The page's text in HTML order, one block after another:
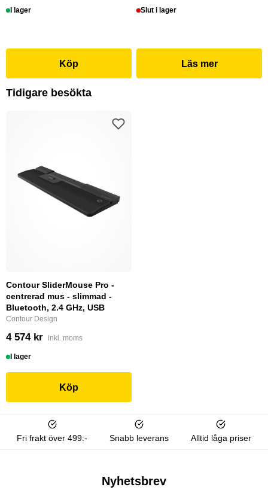
I lager
Köp
Slut i lager
Läs mer
Tidigare besökta
Contour SliderMouse Pro -
centrerad mus - slimmad -
Bluetooth, 2.4 GHz, USB
Contour Design
4 574 kr inkl. moms
I lager
Köp
Fri frakt över 499:- Snabb leverans Alltid låga priser
Nyhetsbrev